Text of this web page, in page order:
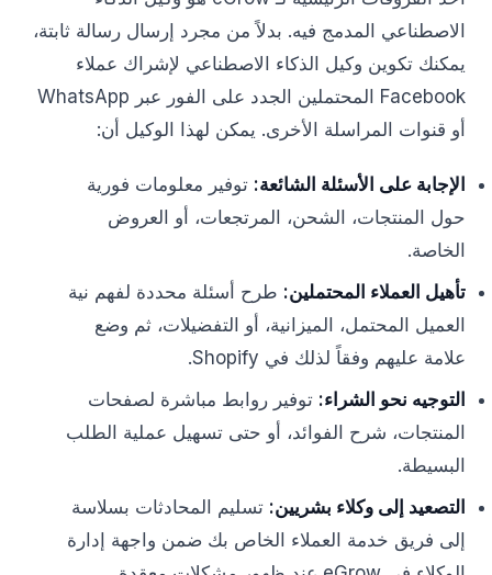
الاصطناعي المدمج فيه. بدلاً من مجرد إرسال رسالة ثابتة،
يمكنك تكوين وكيل الذكاء الاصطناعي لإشراك عملاء
Facebook المحتملين الجدد على الفور عبر WhatsApp
أو قنوات المراسلة الأخرى. يمكن لهذا الوكيل أن:
الإجابة على الأسئلة الشائعة: توفير معلومات فورية
حول المنتجات، الشحن، المرتجعات، أو العروض
الخاصة.
تأهيل العملاء المحتملين: طرح أسئلة محددة لفهم نية
العميل المحتمل، الميزانية، أو التفضيلات، ثم وضع
علامة عليهم وفقاً لذلك في Shopify.
التوجيه نحو الشراء: توفير روابط مباشرة لصفحات
المنتجات، شرح الفوائد، أو حتى تسهيل عملية الطلب
البسيطة.
التصعيد إلى وكلاء بشريين: تسليم المحادثات بسلاسة
إلى فريق خدمة العملاء الخاص بك ضمن واجهة إدارة